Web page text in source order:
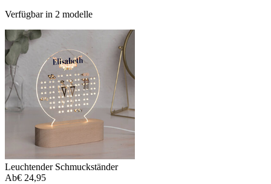
Verfügbar in 2 modelle
Leuchtender Schmuckständer
Ab€ 24,95